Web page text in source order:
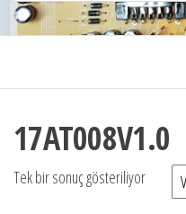
17AT008V1.0
Tek bir sonuç gösteriliyor